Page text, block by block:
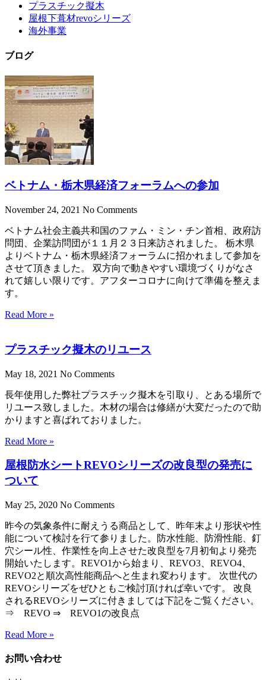
プラスチック擬木
屋根下葺材revoシリーズ
海外事業
ブログ
ベトナム・栃木県経済フォーラムへの参加
November 24, 2021 No Comments
ベトナム社会主義共和国のファム・ミン・チン首相、政府訪
問団、企業訪問団が１１月２３日来訪されました。 栃木県
よりベトナム・栃木県経済フォーラムに招かれまして参加を
させて頂きました。 双方向で動きやすい環境づくりがなさ
れて嬉しい限りです。アフターコロナに向けて準備を整えま
す。
Read More »
プラスチック擬木のリユース
May 18, 2021 No Comments
長年使用した弊社プラスチック擬木を引取り、とある場所で
リユース致しました。木材の場合は修繕が大変だったので助
かりますと喜ばれておりました。
Read More »
屋根防水シートREVOシリーズの改良型の発売に
ついて
May 25, 2020 No Comments
昨今の気象条件に耐えうる商品として、昨年末より形状や性
能について検討を行て参りました。防水性能、防滑性能、釘
穴シール性、作業性を向上させた改良型を7月初旬より発売
開始いたします。REVO1から始まり、REVO3、REVO4、
REVO2と順次高性能商品へと生まれ変わります。 次世代の
REVOシリーズをぜひともご検討頂ければ幸いです。 改良
されるREVOシリーズに付きましては下記をご覧ください。
⇒ REVO ⇒ REVO1の改良点
Read More »
お問い合わせ